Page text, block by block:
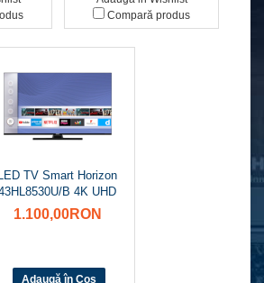
Compară produs
LED TV Smart Horizon
B 4K UHD
1.100,00RON